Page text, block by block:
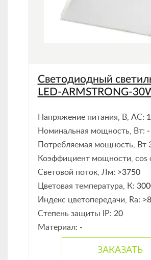
Светодиодный
LED-ARMSTRONG-
Напряжение питания, В, АС:
Номинальная мощность, Вт: -
Потребляемая мощность, Вт
Коэффициент мощности, cos
Световой поток, Лм: >3750
Цветовая температура, К:
Индекс цветопередачи, Ra:
Степень защиты IP: 20
Материал: -
ЗАКАЗАТЬ